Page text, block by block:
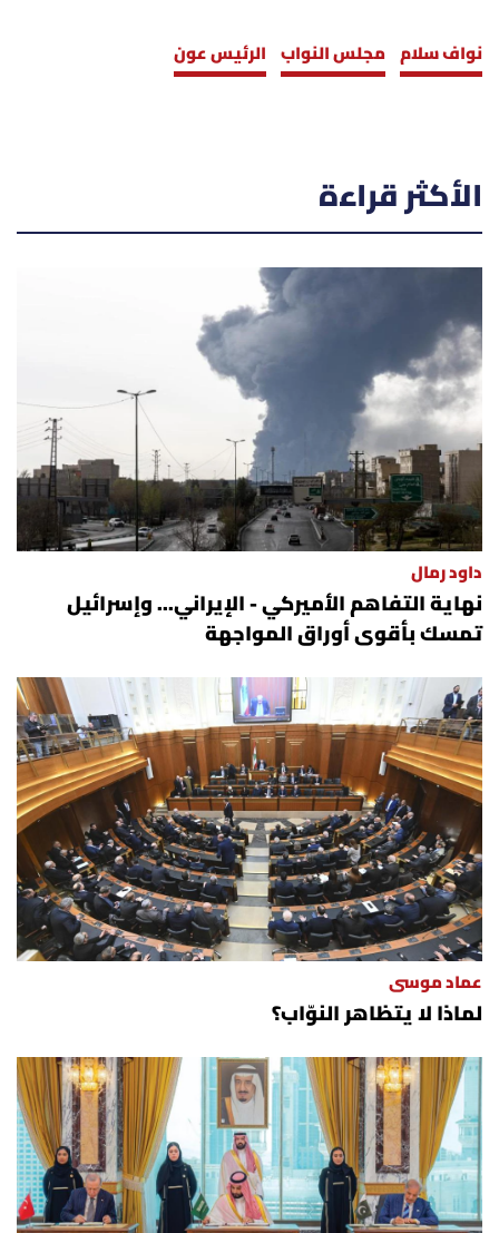
نواف سلام مجلس النواب الرئيس عون
الأكثر قراءة
داود رمال
نهاية التفاهم الأميركي - الإيراني... وإسرائيل
تمسك بأقوى أوراق المواجهة
عماد موسى
لماذا لا يتظاهر النوّاب؟